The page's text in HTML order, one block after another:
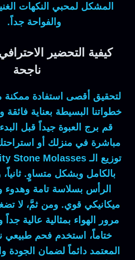
المشكل لمحبي النكهات
والفواحة جداً.
ناجحة
لتحقيق أقصى استفادة ممكنة من
خطواتنا البسيطة بعناية فائقة
قم برج العبوة جيداً قبل
مباشرة في منزلك أو
توزيع الـ Stone Molasses
بالكامل وبشكل متساوٍ.ثانياً،
الرأس بسلاسة تامة
ميكانيكي قوي. ومن ثمَّ، لا
مرور الهواء بمثالية عالية
ختاماً، استخدم فحم طبيعي
المعتمد دائماً لضمان الجودة